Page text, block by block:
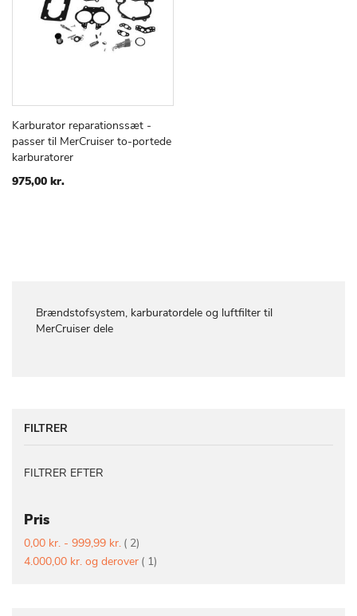
Brændstofsystem, karburatordele og luftfilter til
MerCruiser dele
Læg i kurv
TILFØJ
TIL
SAMMENLIGN
Karburator reparationssæt -
passer til MerCruiser to-portede
karburatorer
975,00 kr.
FILTRER
FILTRER EFTER
Pris
0,00 kr. - 999,99 kr. 2vare
4.000,00 kr. og derover 1vare